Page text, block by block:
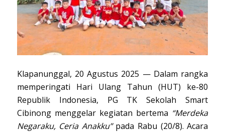
Klapanunggal, 20 Agustus 2025 — Dalam rangka
memperingati Hari Ulang Tahun (HUT) ke-80
Republik Indonesia, PG TK Sekolah Smart
Cibinong menggelar kegiatan bertema “Merdeka
Negaraku, Ceria Anakku”pada Rabu (20/8). Acara